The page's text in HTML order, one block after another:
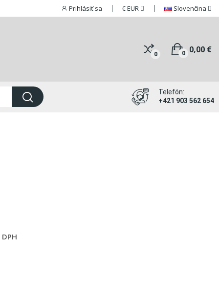
Prihlásiť sa €EUR Slovenčina
0 0,00 €
0
Telefón:
+421 903 562 654
DPH